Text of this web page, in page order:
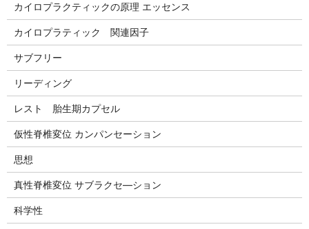
カイロプラクティックの原理 エッセンス
カイロプラティック 関連因子
サブフリー
リーディング
レスト 胎生期カプセル
仮性脊椎変位 カンパンセーション
思想
真性脊椎変位 サブラクセ―ション
科学性